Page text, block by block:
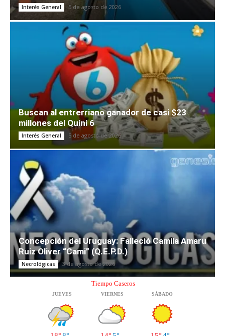
Interés General 5 de agosto de 2026
Buscan al entrerriano ganador de casi $23
millones del Quini 6
Interés General 5 de agosto de 2026
Concepción del Uruguay: Falleció Camila Amaru
Ruiz Oliver “Cami” (Q.E.P.D.)
Necrológicas 3 de agosto de 2026